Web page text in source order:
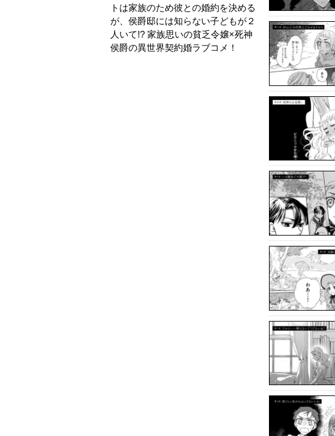
トは家族のため彼との婚約を決める
が、侯爵邸には知らない子どもが２
人いて!? 家族思いの貧乏令嬢×死神
侯爵の異世界契約婚ラブコメ！